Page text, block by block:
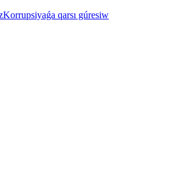
Korrupsiyaǵa qarsı gúresiw